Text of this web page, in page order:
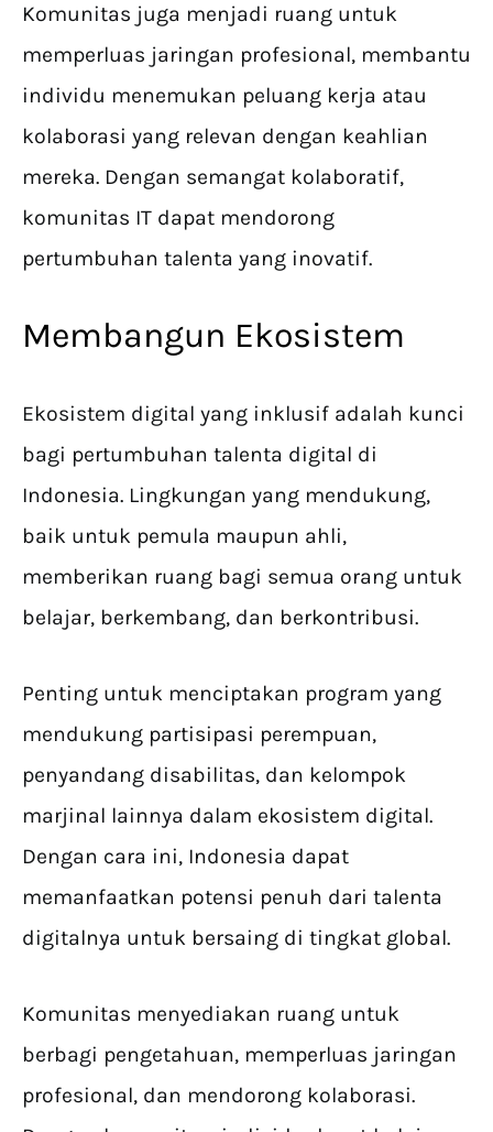
Komunitas juga menjadi ruang untuk
memperluas jaringan profesional, membantu
individu menemukan peluang kerja atau
kolaborasi yang relevan dengan keahlian
mereka. Dengan semangat kolaboratif,
komunitas IT dapat mendorong
pertumbuhan talenta yang inovatif.
Membangun Ekosistem
Ekosistem digital yang inklusif adalah kunci
bagi pertumbuhan talenta digital di
Indonesia. Lingkungan yang mendukung,
baik untuk pemula maupun ahli,
memberikan ruang bagi semua orang untuk
belajar, berkembang, dan berkontribusi.
Penting untuk menciptakan program yang
mendukung partisipasi perempuan,
penyandang disabilitas, dan kelompok
marjinal lainnya dalam ekosistem digital.
Dengan cara ini, Indonesia dapat
memanfaatkan potensi penuh dari talenta
digitalnya untuk bersaing di tingkat global.
Komunitas menyediakan ruang untuk
berbagi pengetahuan, memperluas jaringan
profesional, dan mendorong kolaborasi.